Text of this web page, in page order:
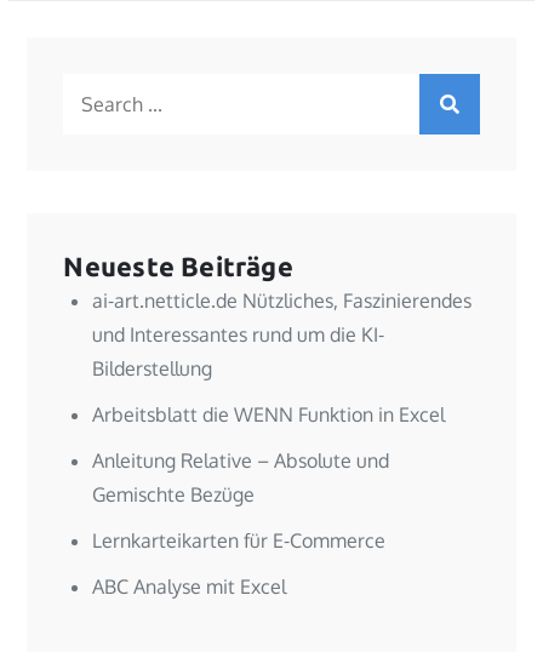
Neueste Beiträge
ai-art.netticle.de Nützliches, Faszinierendes
und Interessantes rund um die KI-
Bilderstellung
Arbeitsblatt die WENN Funktion in Excel
Anleitung Relative – Absolute und
Gemischte Bezüge
Lernkarteikarten für E-Commerce
ABC Analyse mit Excel